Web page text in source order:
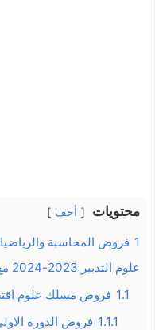
محتويات أخف
1 فروض المحاسبة
علوم التدبير 2023-2024 مع التصحيح
1.1 فروض مسلك علوم
1.1.1 فروض الدورة